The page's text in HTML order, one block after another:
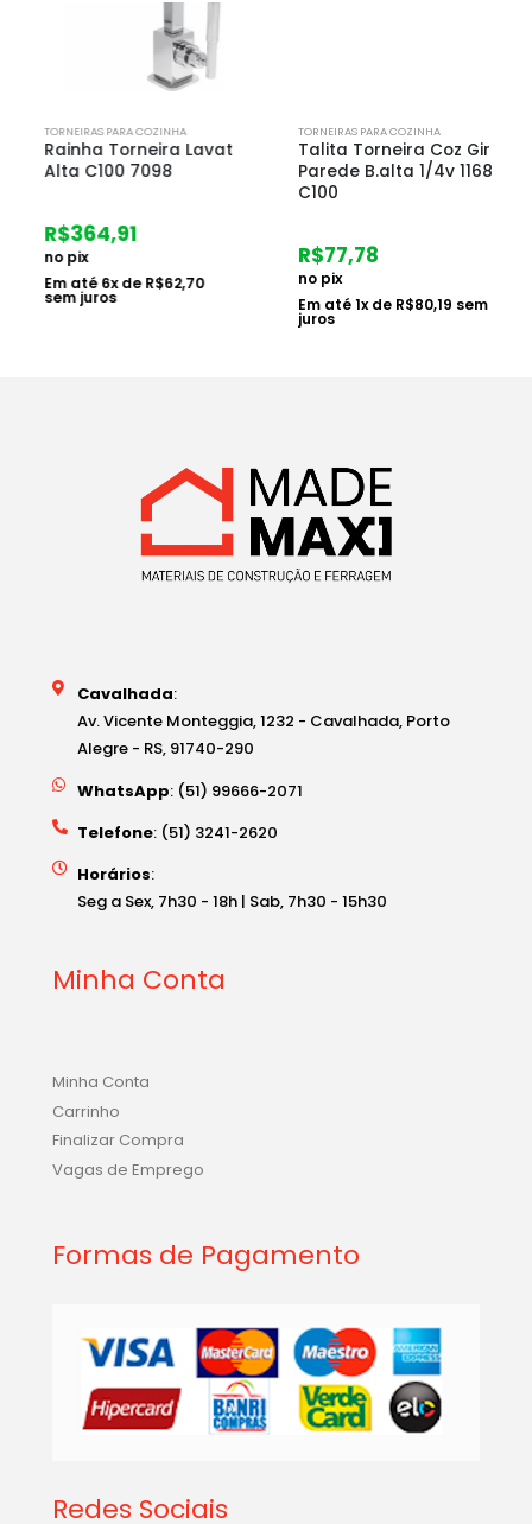
TORNEIRAS PARA COZINHA
Rainha Torneira Lavat
Alta C100 7098
R$364,91
no pix
Em até6x deR$62,70
sem juros
TORNEIRAS PARA COZINHA
Talita Torneira Coz Gir
Parede B.alta 1/4v 1168
C100
R$77,78
no pix
Em até1x de R$80,19sem
juros
Cavalhada:
Av. Vicente Monteggia, 1232 - Cavalhada, Porto
Alegre - RS, 91740-290
WhatsApp: (51) 99666-2071
Telefone: (51) 3241-2620
Horários:
Seg a Sex, 7h30 - 18h | Sab, 7h30 - 15h30
Minha Conta
Minha Conta
Carrinho
Finalizar Compra
Vagas de Emprego
Formas de Pagamento
Redes Sociais